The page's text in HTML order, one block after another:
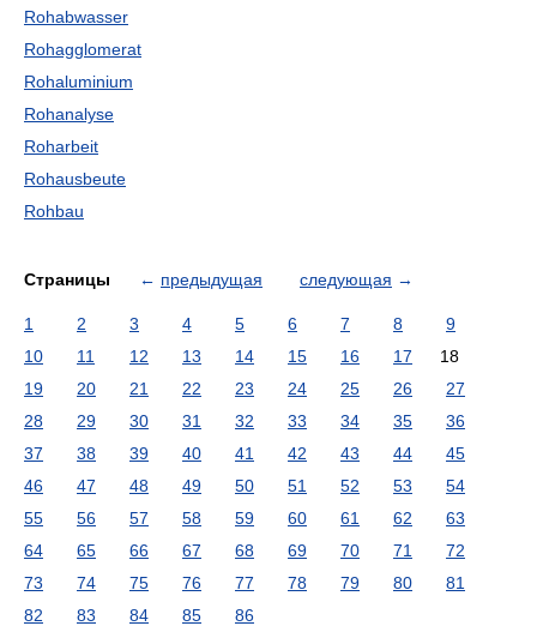
Rohabwasser
Rohagglomerat
Rohaluminium
Rohanalyse
Roharbeit
Rohausbeute
Rohbau
Страницы ← предыдущая следующая →
1 2 3 4 5 6 7 8
9
10
11 12 13 14 15 16 17
18
19
20 21 22 23 24 25 26
27
28
29 30 31 32 33 34 35
36
37
38 39 40 41 42 43 44
45
46
47 48 49 50 51 52 53
54
55
56 57 58 59 60 61 62
63
64
65 66 67 68 69 70 71
72
73
74 75 76 77 78 79 80
81
82
83 84 85 86